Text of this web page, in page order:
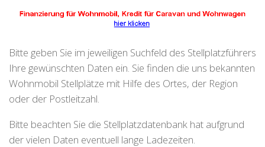
Bitte geben Sie im jeweiligen Suchfeld des Stellplatzführers
Ihre gewünschten Daten ein. Sie finden die uns bekannten
Wohnmobil Stellplätze mit Hilfe des Ortes, der Region
oder der Postleitzahl.
Bitte beachten Sie die Stellplatzdatenbank hat aufgrund
der vielen Daten eventuell lange Ladezeiten.